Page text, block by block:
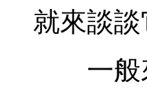
就來談
一般來